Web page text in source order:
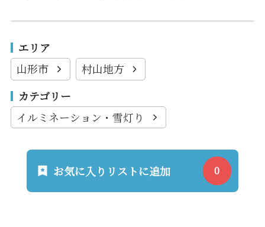
エリア
山形市
村山地方
カテゴリー
イルミネーション・雪灯り
お気に入りリストに追加